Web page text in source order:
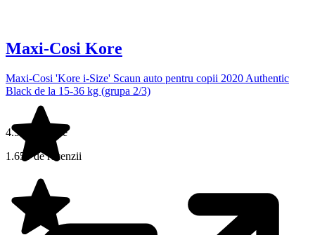
Maxi-Cosi Kore
Maxi-Cosi 'Kore i-Size' Scaun auto pentru copii 2020 Authentic
Black de la 15-36 kg (grupa 2/3)
4.5 din 5 stele
1.659 de recenzii